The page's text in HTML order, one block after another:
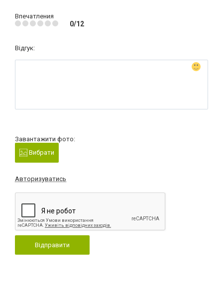
Впечатления
0/12
Відгук:
Завантажити фото:
Вибрати
Авторизуватись
Відправити